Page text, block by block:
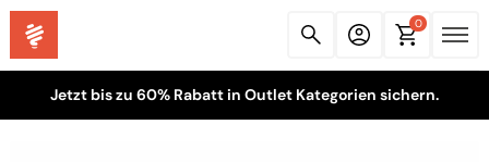
0
Jetzt bis zu 60% Rabatt in Outlet Kategorien sichern.